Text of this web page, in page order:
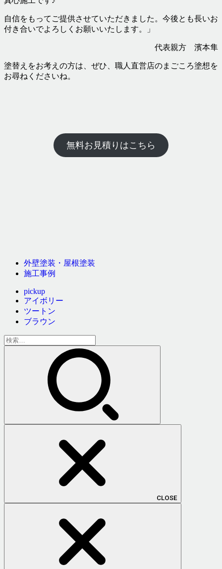
自信をもってご提供させていただきました。今後とも長いお
付き合いでよろしくお願いいたします。」
代表親方 濱本隼
塗替えをお考えの方は、ぜひ、職人直営店のまごころ塗想を
お尋ねくださいね。
無料お見積りはこちら
外壁塗装・屋根塗装
施工事例
pickup
アイボリー
ツートン
ブラウン
検
索:
CLOSE